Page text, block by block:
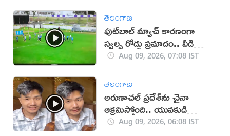
తెలంగాణ
ఫుట్‌బాల్ మ్యాచ్‌ కారణంగా
స్వల్ప రోడ్డు ప్రమాదం.. వీడియో
వైరల్!Aug 09, 2026, 07:08 IST
తెలంగాణ
అరుణాచల్‌ ప్రదేశ్‌ను చైనా
ఆక్రమిస్తోంది.. యువకుడి
వీడియో వైరల్
Aug 09, 2026, 06:08 IST